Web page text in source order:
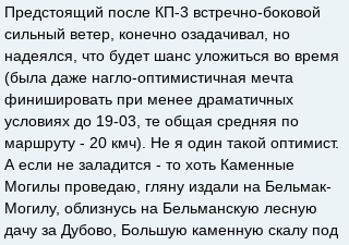
Предстоящий после КП-3 встречно-боковой
сильный ветер, конечно озадачивал, но
надеялся, что будет шанс уложиться во время
(была даже нагло-оптимистичная мечта
финишировать при менее драматичных
условиях до 19-03, те общая средняя по
маршруту - 20 кмч). Не я один такой оптимист.
А если не заладится - то хоть Каменные
Могилы проведаю, гляну издали на Бельмак-
Могилу, облизнусь на Бельманскую лесную
дачу за Дубово, Большую каменную скалу под